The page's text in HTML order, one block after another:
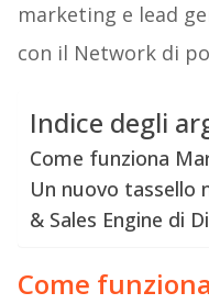
marketing e lead
con il Network di
Indice degli
Come funziona
Un nuovo tassello
& Sales Engine di
Come